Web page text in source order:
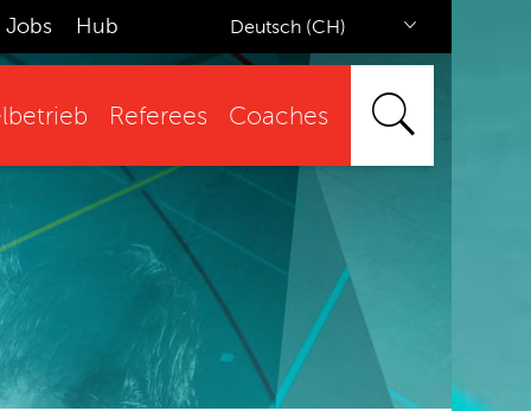
Jobs Hub Deutsch (CH)
Referees Coaches